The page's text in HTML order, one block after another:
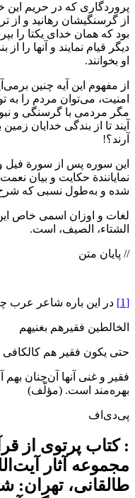
پروردگاری‌ ‌که‌ ‌در‌ حریم‌ ‌این
‌از‌ گرسنگیشان‌ رهانید و ‌از‌
‌بود‌ ‌که‌ همان‌ خدای‌ یکتا ‌را‌
دیگر قیام‌ نمایند و آنها ‌را‌
‌او‌ بخوانند.
‌از‌ مفهوم‌ ‌این ‌آیه‌ چنین‌
امنیت‌، می‌توان‌ مردم‌ ‌را‌
مگر مردمی‌ ‌با‌ گرسنگی‌ و
آیند ‌تا‌ ‌از‌ بندگی‌ خدایان‌
آرند؟!
این‌ سوره ‌پس‌ ‌از‌ سورة فیل‌
نمایانندة حکایت‌ و بیان‌
‌شده‌ و به‌طول نسبی‌ ‌که‌ شرح‌
لغات‌ و اوزان‌ اسمی‌ خاص‌
الشتاء، الصیف‌، ‌است‌.
// پایان متن
[1] در‌ ‌این باره‌ شاعر عرب‌
الخالطین‌ فقیرهم‌ بغنیهم‌
‌حتی‌ ‌یکون‌ فقیر ‌هم‌ کالکافی‌
فقیر و غنی‌ ‌آنها ‌آن‌چنان‌
بهره‌مند ‌است‌. (مؤلّف)
پی‌دی‌اف
: کتاب پرتوی از
مجموعه آثار
طالقانی، تهران: